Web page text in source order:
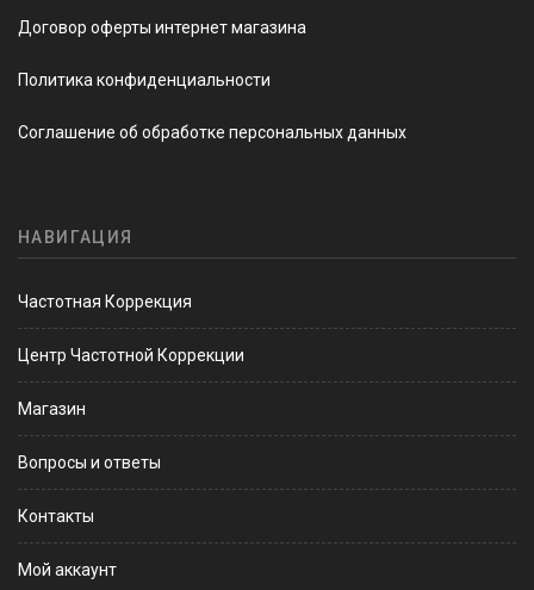
Договор оферты интернет магазина
Политика конфиденциальности
Соглашение об обработке персональных данных
НАВИГАЦИЯ
Частотная Коррекция
Центр Частотной Коррекции
Магазин
Вопросы и ответы
Контакты
Мой аккаунт